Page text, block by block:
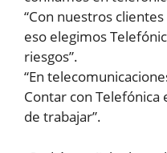
“Con nuestros
eso elegimos
riesgos”.
“En
Contar con
de trabajar”.